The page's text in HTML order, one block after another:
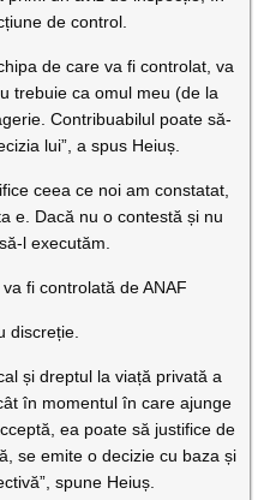
de control.
de care va fi controlat, va
trebuie ca omul meu (de la
Contribuabilul poate să-
lui”, a spus Heiuș.
ceea ce noi am constatat,
e. Dacă nu o contestă și nu
l executăm.
fi controlată de ANAF
discreție.
și dreptul la viață privată a
în momentul în care ajunge
ea poate să justifice de
se emite o decizie cu baza și
spune Heiuș.